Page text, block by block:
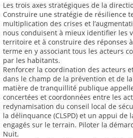
Les trois axes stratégiques de la
Construire une stratégie de résilience
multiplication des crises et
nous conduisent à mieux identifier les
territoire et à construire des réponses
terme en y associant tous les acteurs
par les habitants.
Renforcer la coordination des acteurs
dans le champ de la prévention et de
matière de tranquillité publique
concertées et coordonnées entre les
redynamisation du conseil local de
la délinquance (CLSPD) et un appui de
engagés sur le terrain. Piloter la
Nuit.